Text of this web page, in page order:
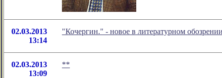
02.03.2013
13:14
"Кочергин." - новое в литературном
02.03.2013
13:09
**